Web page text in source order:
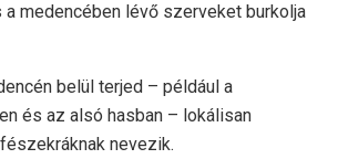
a medencében lévő szerveket burkolja
belül terjed – például a
és az alsó hasban – lokálisan
nevezik.